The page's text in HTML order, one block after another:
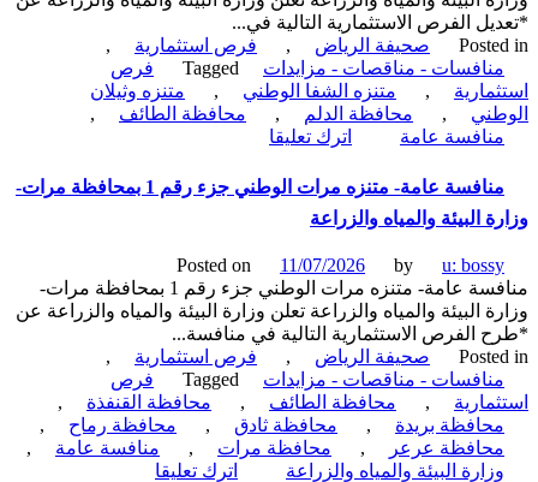
الفرص الاستثمارية التالية في...
صحيفة الرياض , فرص استثمارية
,
- مناقصات - مزايدات
Tagged
فرص
, متنزه الشفا الوطني ,
متنزه وثيلان
, محافظة الدلم , محافظة الطائف
,
عامة
اترك تعليقاon
عامة-
متنزه
جزء
رقم
1
بمحافظة
الطائف-
وزارة
البيئة
والمياه
والزراعة
منافسة عامة- متنزه مرات الوطني جزء رقم 1 بمحافظة مرات-
البيئة والمياه والزراعة
Posted on 11/07/2026 by
u:
منافسة عامة- متنزه مرات الوطني جزء رقم 1 بمحافظة مرات-
البيئة والمياه والزراعة تعلن وزارة البيئة والمياه والزراعة عن
الفرص الاستثمارية التالية في منافسة...
صحيفة الرياض , فرص استثمارية
,
- مناقصات - مزايدات
Tagged
فرص
, محافظة الطائف , محافظة القنفذة
,
بريدة
, محافظة ثادق , محافظة رماح
,
عرعر
, محافظة مرات , منافسة عامة
,
البيئة والمياه والزراعة
اترك تعليقاon